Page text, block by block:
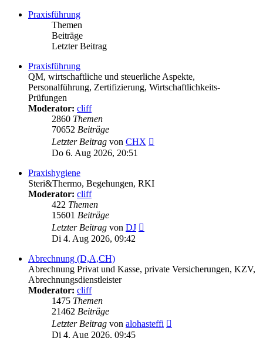
Praxisführung
Themen
Beiträge
Letzter Beitrag
Praxisführung
QM, wirtschaftliche und steuerliche Aspekte,
Personalführung, Zertifizierung, Wirtschaftlichkeits-
Prüfungen
Moderator: cliff
2860 Themen
70652 Beiträge
Letzter Beitrag von CHX
Do 6. Aug 2026, 20:51
Praxishygiene
Steri&Thermo, Begehungen, RKI
Moderator: cliff
422 Themen
15601 Beiträge
Letzter Beitrag von DJ
Di 4. Aug 2026, 09:42
Abrechnung (D,A,CH)
Abrechnung Privat und Kasse, private Versicherungen, KZV,
Abrechnungsdienstleister
Moderator: cliff
1475 Themen
21462 Beiträge
Letzter Beitrag von alohasteffi
Di 4. Aug 2026, 09:45